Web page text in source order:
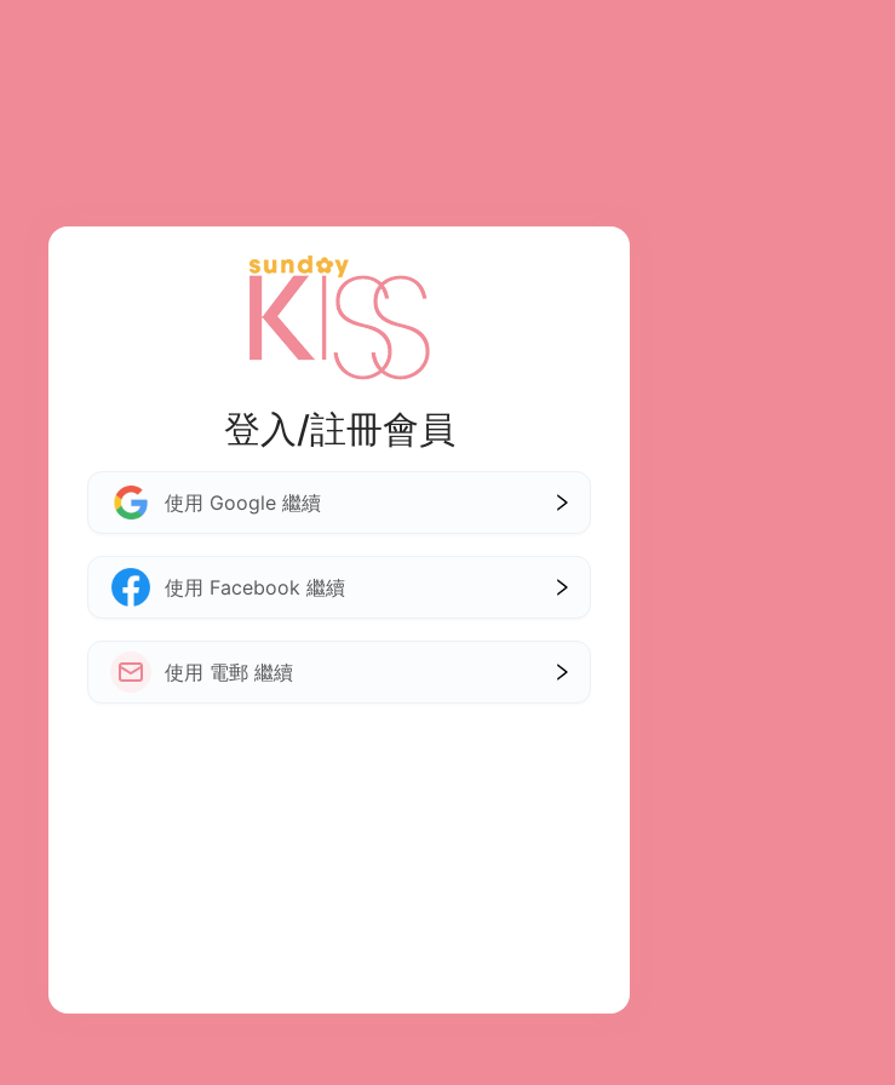
登入/註冊會員
使用 Google 繼續
使用 Facebook 繼續
使用 電郵 繼續